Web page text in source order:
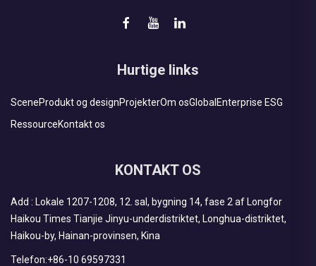
Hurtige links
SceneProdukt og designProjekterOm osGlobal Enterprise ESG
RessourceKontakt os
KONTAKT OS
Add : Lokale 1207-1208, 12. sal, bygning 14, fase 2 af Longfor
Haikou Times Tianjie Jinyu-underdistriktet, Longhua-distriktet,
Haikou-by, Hainan-provinsen, Kina
Telefon:+86-10 69597331